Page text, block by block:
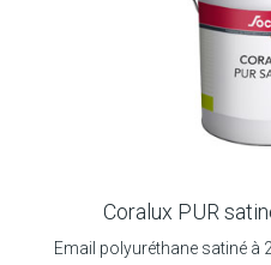
Coralux PUR
Email polyuréthane satiné